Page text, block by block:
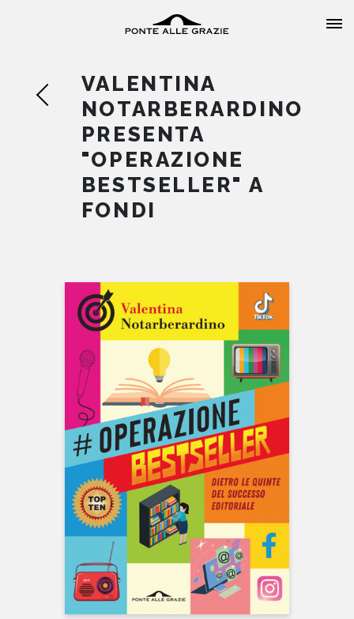
HOME
CHI SIAMO
AUTORI
EVENTI
NEWS
CONTATTI
VALENTINA
NOTARBERARDINO
PRESENTA
"OPERAZIONE
BESTSELLER" A
FONDI